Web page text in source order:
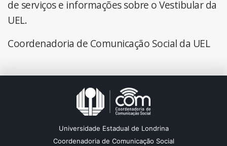
de serviços e informações sobre o Vestibular da
UEL.
Coordenadoria de Comunicação Social da UEL
Universidade Estadual de Londrina
Coordenadoria de Comunicação Social